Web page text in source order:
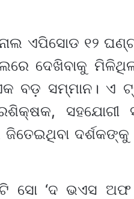
ଏପିସୋଡ ୧୨ ଘଣ୍ଟା
ଦେଖିବାକୁ
ବଡ଼ ସମ୍ମାନ। ଏ
ସୋ ‘ଦ ଭଏସ ଅଫ